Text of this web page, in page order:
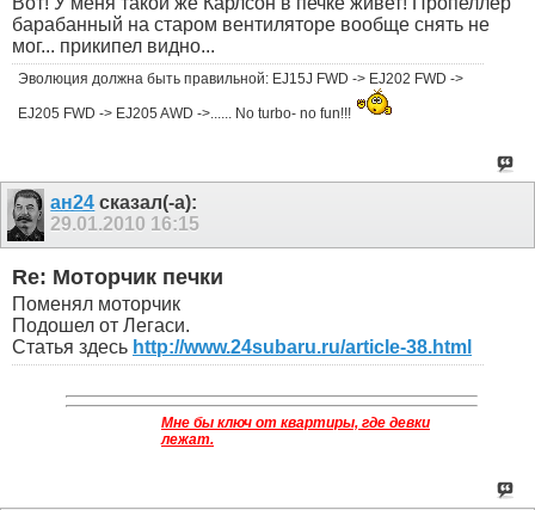
барабанный на старом вентиляторе вообще снять не
мог... прикипел видно...
Эволюция должна быть правильной: EJ15J FWD -> EJ202 FWD ->
EJ205 FWD -> EJ205 AWD ->...... No turbo- no fun!!!
ан24 сказал(-а):
29.01.2010 16:15
Re: Моторчик печки
Поменял моторчик
Подошел от Легаси.
Статья здесь http://www.24subaru.ru/article-38.html
Мне бы ключ от квартиры, где девки
лежат.